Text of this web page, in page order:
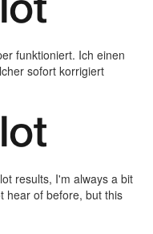
really fast and the
buying again. The
recomended